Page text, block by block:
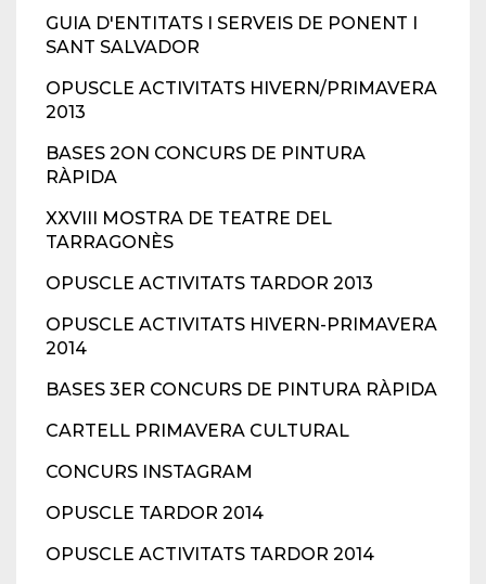
GUIA D'ENTITATS I SERVEIS DE PONENT I
SANT SALVADOR
OPUSCLE ACTIVITATS HIVERN/PRIMAVERA
2013
BASES 2ON CONCURS DE PINTURA
RÀPIDA
XXVIII MOSTRA DE TEATRE DEL
TARRAGONÈS
OPUSCLE ACTIVITATS TARDOR 2013
OPUSCLE ACTIVITATS HIVERN-PRIMAVERA
2014
BASES 3ER CONCURS DE PINTURA RÀPIDA
CARTELL PRIMAVERA CULTURAL
CONCURS INSTAGRAM
OPUSCLE TARDOR 2014
OPUSCLE ACTIVITATS TARDOR 2014